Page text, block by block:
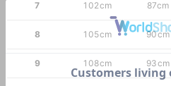
7
8
9
102cm
105cm
108cm
87cm
90cm
93cm